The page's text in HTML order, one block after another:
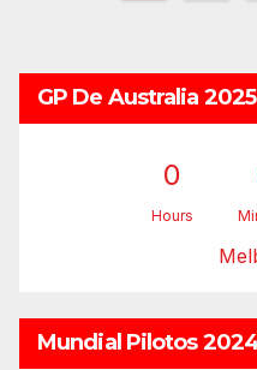
GP De Australia 2025
0
Hours
Mundial Pilotos